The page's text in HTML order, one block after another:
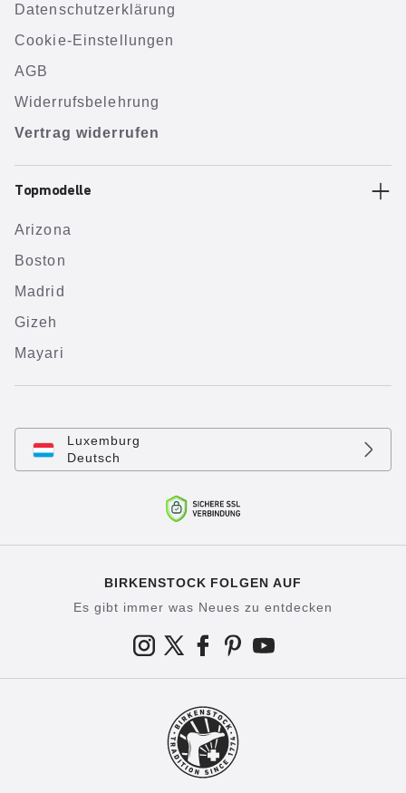
Datenschutzerklärung
Cookie-Einstellungen
AGB
Widerrufsbelehrung
Vertrag widerrufen
Topmodelle
Arizona
Boston
Madrid
Gizeh
Mayari
Luxemburg
Deutsch
BIRKENSTOCK FOLGEN AUF
Es gibt immer was Neues zu entdecken